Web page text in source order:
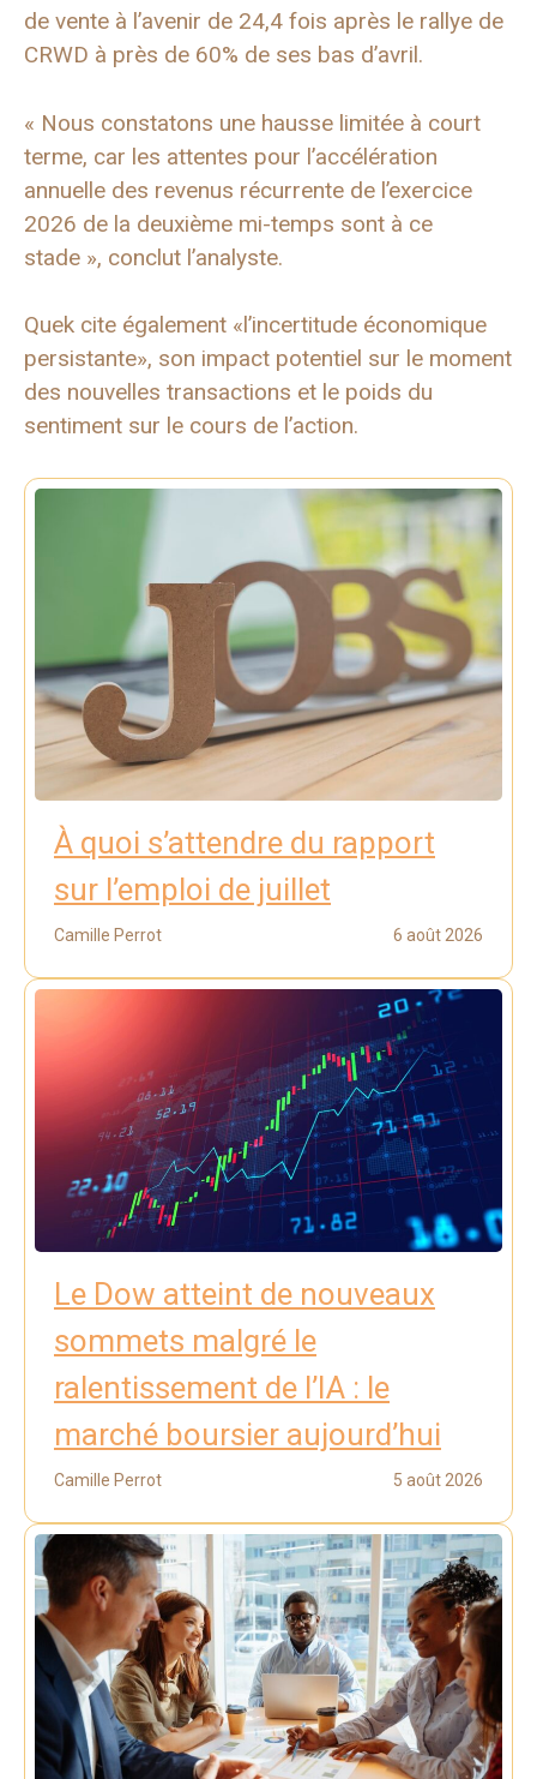
de vente à l’avenir de 24,4 fois après le rallye de
CRWD à près de 60% de ses bas d’avril.
« Nous constatons une hausse limitée à court
terme, car les attentes pour l’accélération
annuelle des revenus récurrente de l’exercice
2026 de la deuxième mi-temps sont à ce
stade », conclut l’analyste.
Quek cite également «l’incertitude économique
persistante», son impact potentiel sur le moment
des nouvelles transactions et le poids du
sentiment sur le cours de l’action.
À quoi s’attendre du rapport
sur l’emploi de juillet
Camille Perrot 6 août 2026
Le Dow atteint de nouveaux
sommets malgré le
ralentissement de l’IA : le
marché boursier aujourd’hui
Camille Perrot 5 août 2026